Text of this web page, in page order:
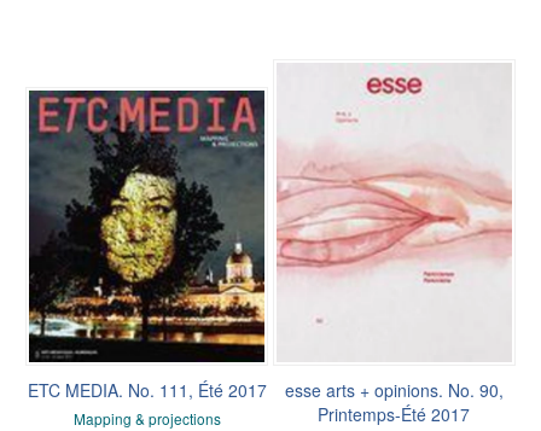
ETC MEDIA. No. 111, Été 2017
Mapping & projections
esse arts + opinions. No. 90,
Printemps-Été 2017